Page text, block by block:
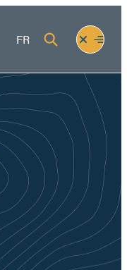
FR
Fermer
le
menu
Ouvrir
le